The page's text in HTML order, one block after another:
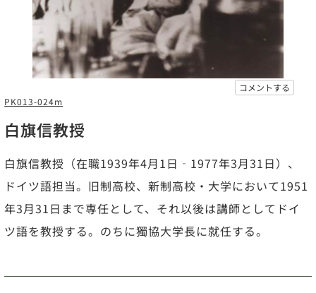
コメントする
PK013-024m
白旗信教授
白旗信教授（在職1939年4月1日‐1977年3月31日）、
ドイツ語担当。旧制高校、新制高校・大学において1951
年3月31日まで専任として、それ以後は講師としてドイ
ツ語を教授する。のちに獨協大学長に就任する。